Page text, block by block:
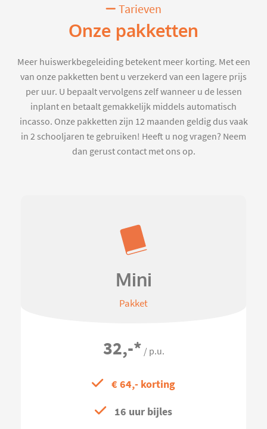
Tarieven
Onze pakketten
Meer huiswerkbegeleiding betekent meer korting. Met een
van onze pakketten bent u verzekerd van een lagere prijs
per uur. U bepaalt vervolgens zelf wanneer u de lessen
inplant en betaalt gemakkelijk middels automatisch
incasso. Onze pakketten zijn 12 maanden geldig dus vaak
in 2 schooljaren te gebruiken! Heeft u nog vragen? Neem
dan gerust contact met ons op.
Mini
Pakket
32,-* / p.u.
€ 64,- korting
16 uur bijles